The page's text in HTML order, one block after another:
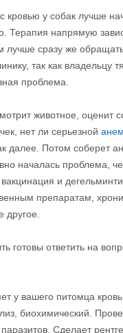
кровью у собак лучше
Терапия напрямую
лучше сразу же
так как владельцу
проблема.
животное, оценит
нет ли серьезной
далее. Потом соберет
началась проблема,
и
препаратам,
другое.
готовы ответить на
у вашего питомца
биохимический.
Сделает